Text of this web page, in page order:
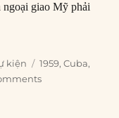
ngoại giao Mỹ phải
04/1959: Fidel Castro tới
kiện Tags
1959,Cuba,